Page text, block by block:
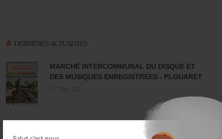
DERNIÈRES ACTUALITÉS
MARCHÉ INTERCOMMUNAL DU DISQUE ET
DES MUSIQUES ENREGISTRÉES - PLOUARET
PROGRAMME